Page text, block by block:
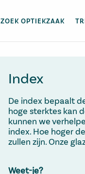
ZOEK OPTIEKZAAK
Index
De index bepaalt
hoge sterktes kan
kunnen we
index. Hoe hoger
zullen zijn. Onze
Weet-je?